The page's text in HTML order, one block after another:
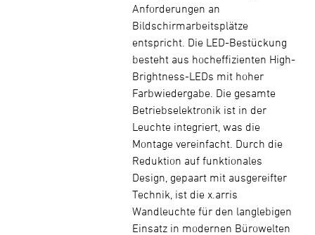
Anforderungen an
Bildschirmarbeitsplätze
entspricht. Die LED-Bestückung
besteht aus hocheffizienten High-
Brightness-LEDs mit hoher
Farbwiedergabe. Die gesamte
Betriebselektronik ist in der
Leuchte integriert, was die
Montage vereinfacht. Durch die
Reduktion auf funktionales
Design, gepaart mit ausgereifter
Technik, ist die x.arris
Wandleuchte für den langlebigen
Einsatz in modernen Bürowelten